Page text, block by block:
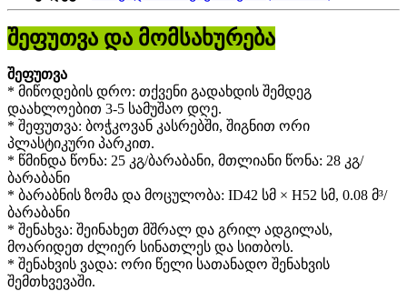
შეფუთვა და მომსახურება
შეფუთვა
* მიწოდების დრო: თქვენი გადახდის შემდეგ
დაახლოებით 3-5 სამუშაო დღე.
* შეფუთვა: ბოჭკოვან კასრებში, შიგნით ორი
პლასტიკური პარკით.
* წმინდა წონა: 25 კგ/ბარაბანი, მთლიანი წონა: 28 კგ/
ბარაბანი
* ბარაბნის ზომა და მოცულობა: ID42 სმ × H52 სმ, 0.08 მ³/
ბარაბანი
* შენახვა: შეინახეთ მშრალ და გრილ ადგილას,
მოარიდეთ ძლიერ სინათლეს და სითბოს.
* შენახვის ვადა: ორი წელი სათანადო შენახვის
შემთხვევაში.